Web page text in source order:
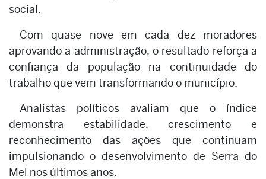
social.
Com quase nove em cada dez moradores
aprovando a administração, o resultado reforça a
confiança da população na continuidade do
trabalho que vem transformando o município.
Analistas políticos avaliam que o índice
demonstra estabilidade, crescimento e
reconhecimento das ações que continuam
impulsionando o desenvolvimento de Serra do
Mel nos últimos anos.